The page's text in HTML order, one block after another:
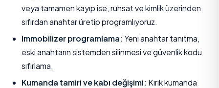
veya tamamen kayıp ise, ruhsat ve kimlik üzerinden
sıfırdan anahtar üretip programlıyoruz.
Immobilizer programlama: Yeni anahtar tanıtma,
eski anahtarın sistemden silinmesi ve güvenlik kodu
sıfırlama.
Kumanda tamiri ve kabı değişimi: Kırık kumanda